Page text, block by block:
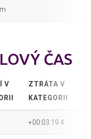
m
ČAS
V
ZTRÁTA V
KATEGORII
+00:03:19.4